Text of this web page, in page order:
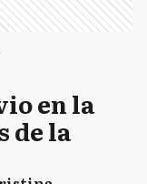
en la
de la